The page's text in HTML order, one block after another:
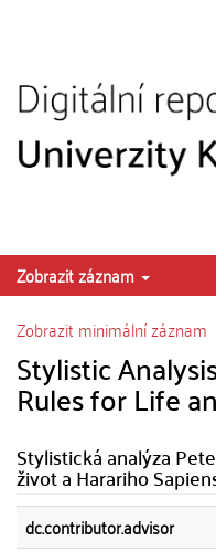
Zobrazit záznam
Zobrazit minimální záznam
Stylistic
Rules for Life
Stylistická analýza
život a Harariho
dc.contributor.advisor